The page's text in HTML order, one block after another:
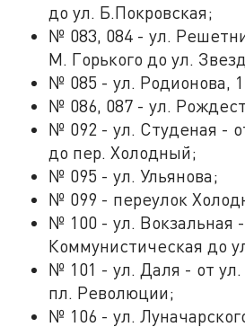
до ул. Б.Покровская;
№ 083, 084 - ул.
М. Горького до ул.
№ 085 - ул. Родионова,
№ 086, 087 - ул.
№ 092 - ул. Студеная -
до пер. Холодный;
№ 095 - ул. Ульянова;
№ 099 - переулок
№ 100 - ул. Вокзальная -
Коммунистическая до
№ 101 - ул. Даля - от ул.
пл. Революции;
№ 106 - ул.